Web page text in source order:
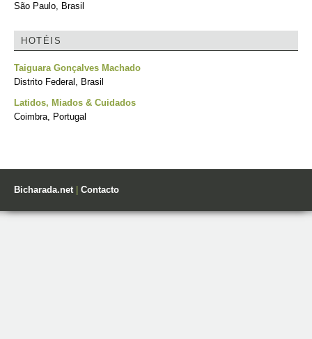
São Paulo, Brasil
HOTÉIS
Taiguara Gonçalves Machado
Distrito Federal, Brasil
Latidos, Miados & Cuidados
Coimbra, Portugal
Bicharada.net| Contacto